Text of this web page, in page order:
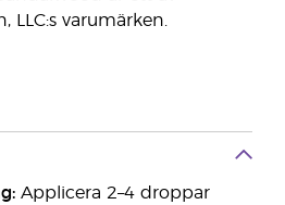
LLC:s varumärken.
Applicera 2–4 droppar